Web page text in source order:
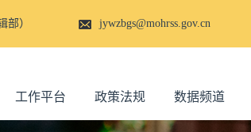
部） jywzbgs@mohrss.gov.cn
工作平台 政策法规 数据频道